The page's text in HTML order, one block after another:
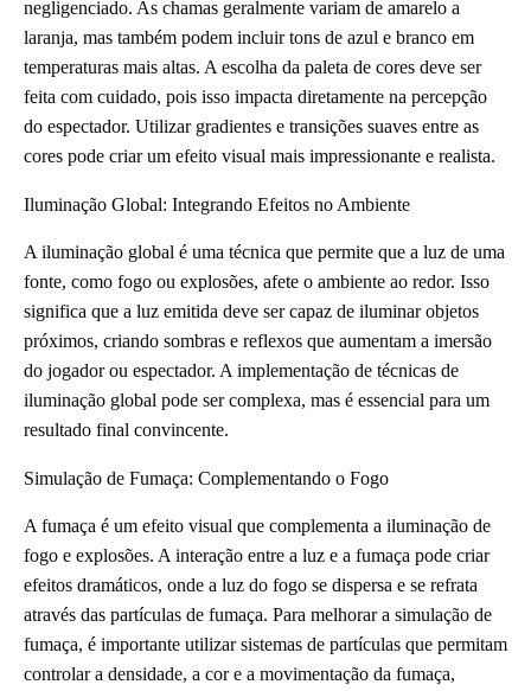
negligenciado. As chamas geralmente variam de amarelo a
laranja, mas também podem incluir tons de azul e branco em
temperaturas mais altas. A escolha da paleta de cores deve ser
feita com cuidado, pois isso impacta diretamente na percepção
do espectador. Utilizar gradientes e transições suaves entre as
cores pode criar um efeito visual mais impressionante e realista.
Iluminação Global: Integrando Efeitos no Ambiente
A iluminação global é uma técnica que permite que a luz de uma
fonte, como fogo ou explosões, afete o ambiente ao redor. Isso
significa que a luz emitida deve ser capaz de iluminar objetos
próximos, criando sombras e reflexos que aumentam a imersão
do jogador ou espectador. A implementação de técnicas de
iluminação global pode ser complexa, mas é essencial para um
resultado final convincente.
Simulação de Fumaça: Complementando o Fogo
A fumaça é um efeito visual que complementa a iluminação de
fogo e explosões. A interação entre a luz e a fumaça pode criar
efeitos dramáticos, onde a luz do fogo se dispersa e se refrata
através das partículas de fumaça. Para melhorar a simulação de
fumaça, é importante utilizar sistemas de partículas que permitam
controlar a densidade, a cor e a movimentação da fumaça,